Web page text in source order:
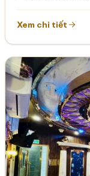
Xem chi tiết